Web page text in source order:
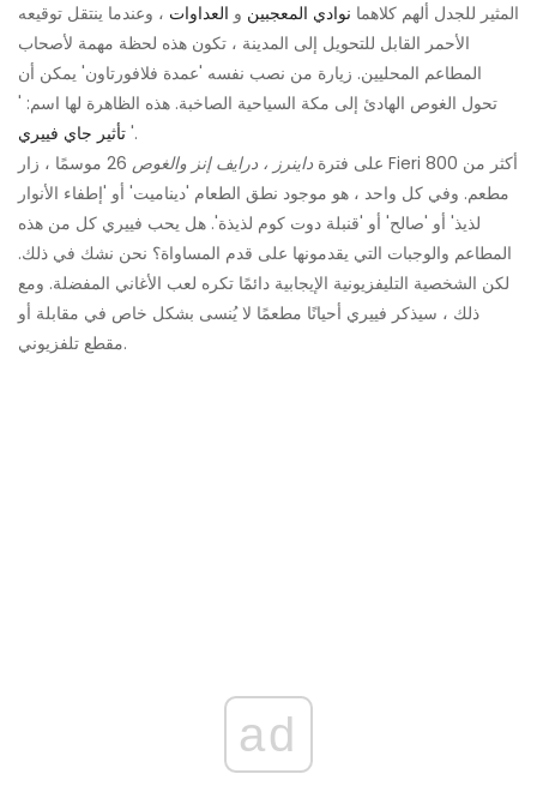
المثير للجدل ألهم كلاهما نوادي المعجبين و العداوات ، وعندما ينتقل توقيعه
الأحمر القابل للتحويل إلى المدينة ، تكون هذه لحظة مهمة لأصحاب
المطاعم المحليين. زيارة من نصب نفسه 'عمدة فلافورتاون' يمكن أن
تحول الغوص الهادئ إلى مكة السياحية الصاخبة. هذه الظاهرة لها اسم: '
تأثير جاي فييري '.
على فترة داينرز ، درايف إنز والغوص
26 موسمًا ، زار Fieri أكثر من 800
مطعم. وفي كل واحد ، هو موجود نطق الطعام 'ديناميت' أو 'إطفاء الأنوار
لذيذ' أو 'صالح' أو 'قنبلة دوت كوم لذيذة'. هل يحب فييري كل من هذه
المطاعم والوجبات التي يقدمونها على قدم المساواة؟ نحن نشك في ذلك.
لكن الشخصية التليفزيونية الإيجابية دائمًا تكره لعب الأغاني المفضلة. ومع
ذلك ، سيذكر فييري أحيانًا مطعمًا لا يُنسى بشكل خاص في مقابلة أو
مقطع تلفزيوني.
ad